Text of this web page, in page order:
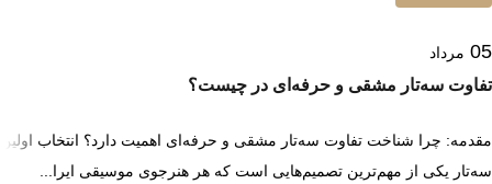
05 مرداد
تفاوت سه‌تار مشقی و حرفه‌ای در چیست؟
مقدمه: چرا شناخت تفاوت سه‌تار مشقی و حرفه‌ای اهمیت دارد؟ انتخاب اولین
سه‌تار یکی از مهم‌ترین تصمیم‌هایی است که هر هنرجوی موسیقی ایرا...